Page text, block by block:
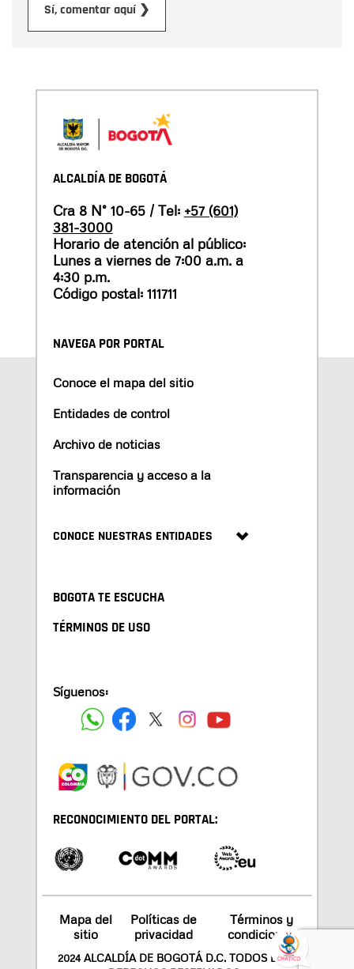
Sí, comentar aquí ❯
ALCALDÍA DE BOGOTÁ
Cra 8 N° 10-65 / Tel: +57 (601)
381-3000
Horario de atención al público:
Lunes a viernes de 7:00 a.m. a
4:30 p.m.
Código postal: 111711
NAVEGA POR PORTAL
Conoce el mapa del sitio
Entidades de control
Archivo de noticias
Transparencia y acceso a la
información
CONOCE NUESTRAS ENTIDADES
BOGOTA TE ESCUCHA
TÉRMINOS DE USO
Síguenos:
RECONOCIMIENTO DEL PORTAL:
Mapa del
sitio
Políticas de
privacidad
Términos y
condiciones
2024 ALCALDÍA DE BOGOTÁ D.C. TODOS LOS